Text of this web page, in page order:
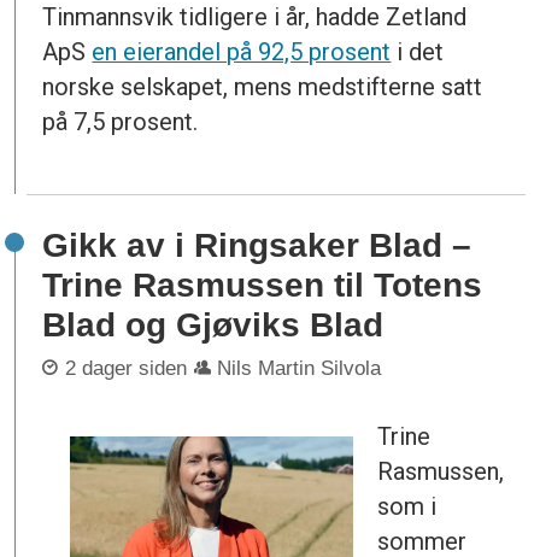
Tinmannsvik tidligere i år, hadde Zetland
ApS en eierandel på 92,5 prosent i det
norske selskapet, mens medstifterne satt
på 7,5 prosent.
Gikk av i Ringsaker Blad –
Trine Rasmussen til Totens
Blad og Gjøviks Blad
2 dager siden Nils Martin Silvola
Trine
Rasmussen,
som i
sommer